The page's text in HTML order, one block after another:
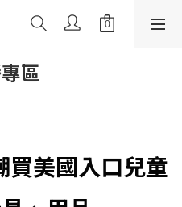
區
買美國入口兒童